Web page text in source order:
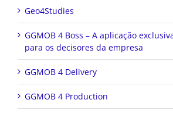
Geo4Studies
GGMOB 4 Boss – A aplicação
para os decisores da empresa
GGMOB 4 Delivery
GGMOB 4 Production